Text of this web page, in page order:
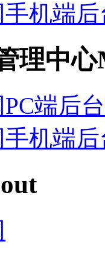
机端后
理中心
端后台
机端后